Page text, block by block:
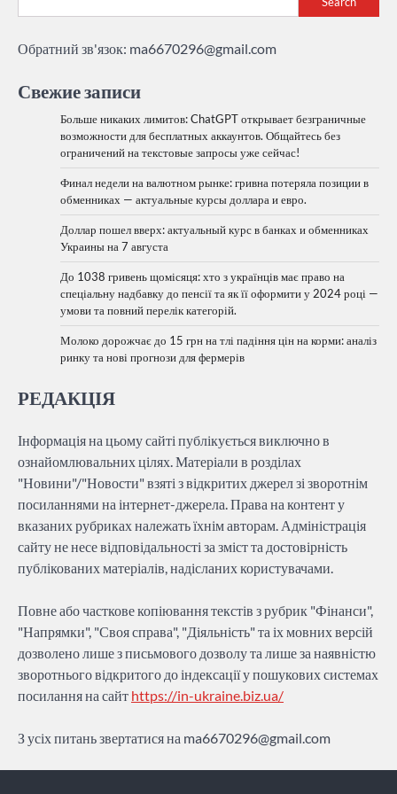
Обратний зв'язок: ma6670296@gmail.com
Свежие записи
Больше никаких лимитов: ChatGPT открывает безграничные
возможности для бесплатных аккаунтов. Общайтесь без
ограничений на текстовые запросы уже сейчас!
Финал недели на валютном рынке: гривна потеряла позиции в
обменниках — актуальные курсы доллара и евро.
Доллар пошел вверх: актуальный курс в банках и обменниках
Украины на 7 августа
До 1038 гривень щомісяця: хто з українців має право на
спеціальну надбавку до пенсії та як її оформити у 2024 році —
умови та повний перелік категорій.
Молоко дорожчає до 15 грн на тлі падіння цін на корми: аналіз
ринку та нові прогнози для фермерів
РЕДАКЦІЯ
Інформація на цьому сайті публікується виключно в
ознайомлювальних цілях. Матеріали в розділах
"Новини"/"Новости" взяті з відкритих джерел зі зворотнім
посиланнями на інтернет-джерела. Права на контент у
вказаних рубриках належать їхнім авторам. Адміністрація
сайту не несе відповідальності за зміст та достовірність
публікованих матеріалів, надісланих користувачами.
Повне або часткове копіювання текстів з рубрик "Фінанси",
"Напрямки", "Своя справа", "Діяльність" та іх мовних версій
дозволено лише з письмового дозволу та лише за наявністю
зворотнього відкритого до індексації у пошукових системах
посилання на сайт https://in-ukraine.biz.ua/
З усіх питань звертатися на ma6670296@gmail.com